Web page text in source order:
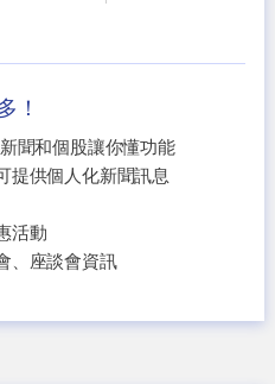
！
聞和個股讓你懂功能
提供個人化新聞訊息
活動
、座談會資訊